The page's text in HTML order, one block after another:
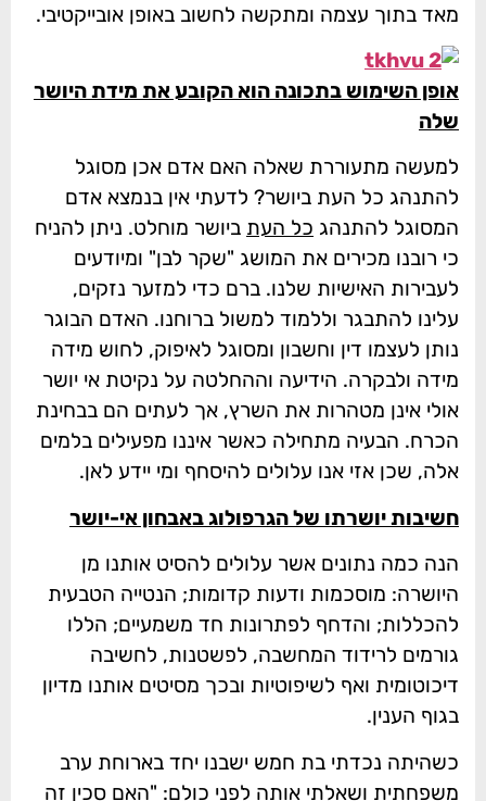
מאד בתוך עצמה ומתקשה לחשוב באופן אובייקטיבי.
אופן השימוש בתכונה הוא הקובע את מידת היושר
שלה
למעשה מתעוררת שאלה האם אדם אכן מסוגל
להתנהג כל העת ביושר? לדעתי אין בנמצא אדם
המסוגל להתנהג כל העת ביושר מוחלט. ניתן להניח
כי רובנו מכירים את המושג "שקר לבן" ומיודעים
לעבירות האישיות שלנו. ברם כדי למזער נזקים,
עלינו להתבגר וללמוד למשול ברוחנו. האדם הבוגר
נותן לעצמו דין וחשבון ומסוגל לאיפוק, לחוש מידה
מידה ולבקרה. הידיעה וההחלטה על נקיטת אי יושר
אולי אינן מטהרות את השרץ, אך לעתים הם בבחינת
הכרח. הבעיה מתחילה כאשר איננו מפעילים בלמים
אלה, שכן אזי אנו עלולים להיסחף ומי יידע לאן.
חשיבות יושרתו של הגרפולוג באבחון אי-יושר
הנה כמה נתונים אשר עלולים להסיט אותנו מן
היושרה: מוסכמות ודעות קדומות; הנטייה הטבעית
להכללות; והדחף לפתרונות חד משמעיים; הללו
גורמים לרידוד המחשבה, לפשטנות, לחשיבה
דיכוטומית ואף לשיפוטיות ובכך מסיטים אותנו מדיון
בגוף הענין.
כשהיתה נכדתי בת חמש ישבנו יחד בארוחת ערב
משפחתית ושאלתי אותה לפני כולם: "האם סכין זה